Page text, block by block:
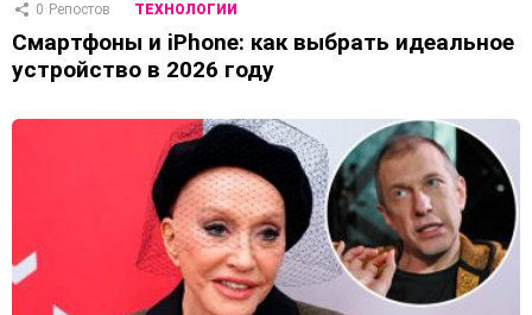
0 Репостов ТЕХНОЛОГИИ
Смартфоны и iPhone: как выбрать идеальное
устройство в 2026 году